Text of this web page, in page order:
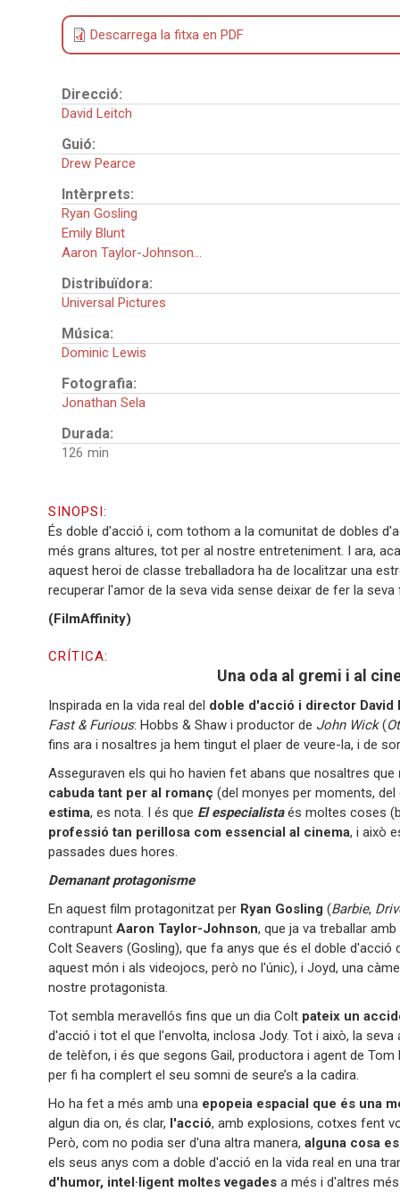
Descarrega la fitxa en PDF
Direcció:
David Leitch
Guió:
Drew Pearce
Intèrprets:
Ryan Gosling
Emily Blunt
Aaron Taylor-Johnson...
Distribuïdora:
Universal Pictures
Música:
Dominic Lewis
Fotografia:
Jonathan Sela
Durada:
126
SINOPSI:
És doble d'acció i, com tothom a la comunitat de dobles
més grans altures, tot per al nostre entreteniment. I ara,
aquest heroi de classe treballadora ha de localitzar una
recuperar l'amor de la seva vida sense deixar de fer la
(FilmAffinity)
CRÍTICA:
Una oda al gremi i al
Inspirada en la vida real del doble d'acció i director David
Fast & Furious: Hobbs & Shaw i productor de John Wick(
fins ara i nosaltres ja hem tingut el plaer de veure-la, i de
Asseguraven els qui ho havien fet abans que nosaltres que
cabuda tant per al romanç(del monyes per moments,
estima, es nota. I és que El especialistaés moltes coses
professió tan perillosa com essencial al cinema, i això
passades dues hores.
Demanant protagonisme
En aquest film protagonitzat per Ryan Gosling (Barbie,
contrapuntAaron Taylor-Johnson, que ja va treballar
Colt Seavers (Gosling), que fa anys que és el doble d'acció
aquest món i als videojocs, però no l'únic), i Joyd, una
nostre protagonista.
Tot sembla meravellós fins que un dia Colt pateix un
d'acció i tot el que l'envolta, inclosa Jody. Tot i això, la
de telèfon, i és que segons Gail, productora i agent de
per fi ha complert el seu somni de seure’s a la cadira.
Ho ha fet a més amb una epopeia espacial que és una
algun dia on, és clar, l'acció, amb explosions, cotxes fent
Però, com no podia ser d'una altra manera,alguna cosa
els seus anys com a doble d'acció en la vida real en una
d'humor, intel·ligent moltes vegades a més i d'altres